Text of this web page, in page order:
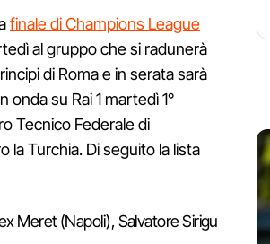
finale di Champions League
al gruppo che si radunerà
di Roma e in serata sarà
onda su Rai 1 martedì 1°
Tecnico Federale di
la Turchia. Di seguito la lista
Meret (Napoli), Salvatore Sirigu